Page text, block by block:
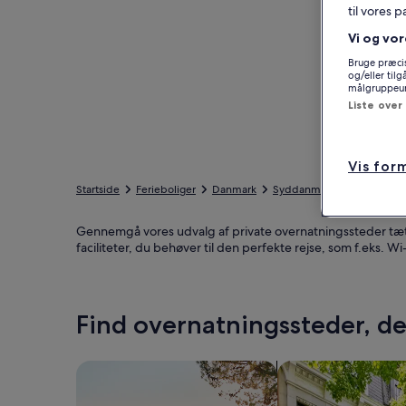
Startside Ferieboliger Danmark Syddanmark
Gennemgå vores udvalg af private overnatningssteder
faciliteter, du behøver til den perfekte rejse, som f.eks.
Find overnatningssteder,
Søg efter
til vores
Vi og
Bruge
og/eller
Liste
Vis